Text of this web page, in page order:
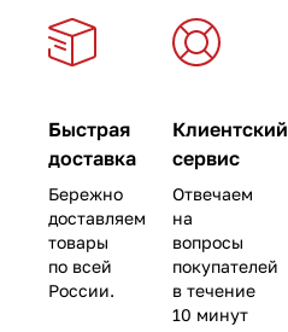
Быстрая
доставка
Бережно
доставляем
товары
по всей
России.
Клиентский
сервис
Отвечаем
на
вопросы
покупателей
в течение
10 минут